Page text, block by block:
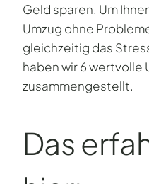
Geld sparen. Um
Umzug ohne
gleichzeitig das
haben wir 6 wertvolle
zusammengestellt.
Das